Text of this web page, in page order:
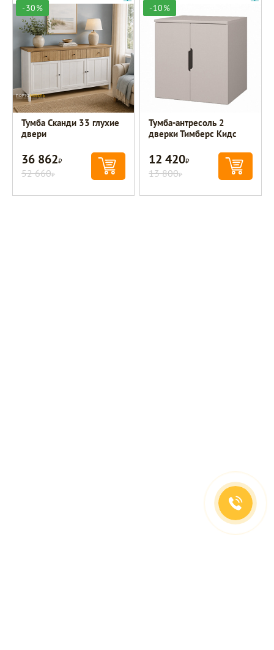
-30%
Тумба Сканди 33 глухие
двери
36 862Р
52 660Р
-10%
Тумба-антресоль 2
дверки Тимберс Кидс
12 420Р
13 800Р